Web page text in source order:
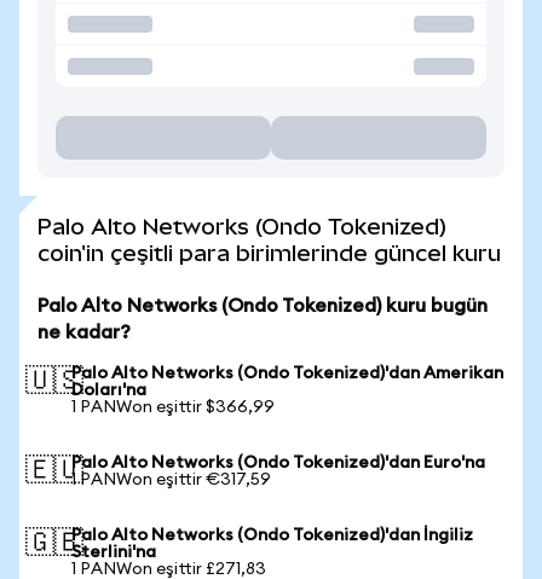
Palo Alto Networks (Ondo Tokenized)
coin'in çeşitli para birimlerinde güncel kuru
Palo Alto Networks (Ondo Tokenized) kuru bugün
ne kadar?
🇺🇸Palo Alto Networks (Ondo Tokenized)'dan Amerikan
Doları'na
1 PANWon eşittir $366,99
🇪🇺Palo Alto Networks (Ondo Tokenized)'dan Euro'na
1 PANWon eşittir €317,59
🇬🇧Palo Alto Networks (Ondo Tokenized)'dan İngiliz
Sterlini'na
1 PANWon eşittir £271,83